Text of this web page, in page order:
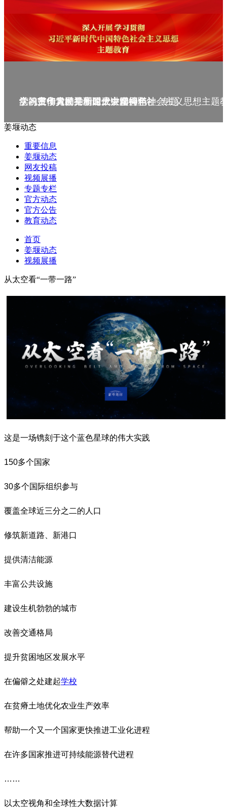
庆祝中华人民共和国成立75周年
学习贯彻党的二十届三中全会精神_专题
党的二十大精神理论大讲堂--理论
学习宣传贯彻党的二十大精神
学习贯彻习近平新时代中国特色社会主义思想主题
姜堰动态
重要信息
姜堰动态
网友投稿
视频展播
专题专栏
官方动态
官方公告
教育动态
首页
姜堰动态
视频展播
从太空看“一带一路”
这是一场镌刻于这个蓝色星球的伟大实践
150多个国家
30多个国际组织参与
覆盖全球近三分之二的人口
修筑新道路、新港口
提供清洁能源
丰富公共设施
建设生机勃勃的城市
改善交通格局
提升贫困地区发展水平
在偏僻之处建起学校
在贫瘠土地优化农业生产效率
帮助一个又一个国家更快推进工业化进程
在许多国家推进可持续能源替代进程
……
以太空视角和全球性大数据计算